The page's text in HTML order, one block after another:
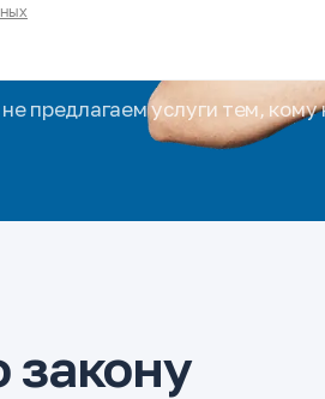
предлагаем услуги тем,
закону